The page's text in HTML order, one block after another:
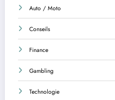
Auto / Moto
Conseils
Finance
Gambling
Technologie